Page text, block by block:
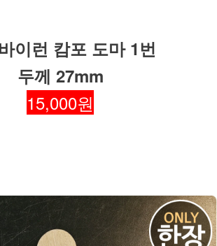
이런 캄포 도마 1번
두께 27mm
15,000원